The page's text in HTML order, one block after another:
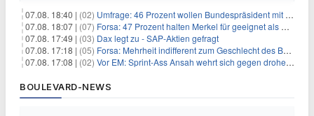
07.08. 18:40 | (02) Umfrage: 46 Prozent wollen Bundespräsident mit Politik-Erfahrung
07.08. 18:07 | (07) Forsa: 47 Prozent halten Merkel für geeignet als Bundespräsidentin
07.08. 17:49 | (03) Dax legt zu - SAP-Aktien gefragt
07.08. 17:18 | (05) Forsa: Mehrheit indifferent zum Geschlecht des Bundespräsidenten
07.08. 17:08 | (02) Vor EM: Sprint-Ass Ansah wehrt sich gegen drohende Sperre
BOULEVARD-NEWS